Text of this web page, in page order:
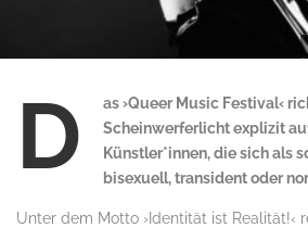
D
as ›Queer Music Festival‹
Scheinwerferlicht explizit
Künstler*innen, die sich als
bisexuell, transident oder
Unter dem Motto ›Identität ist Realität!‹